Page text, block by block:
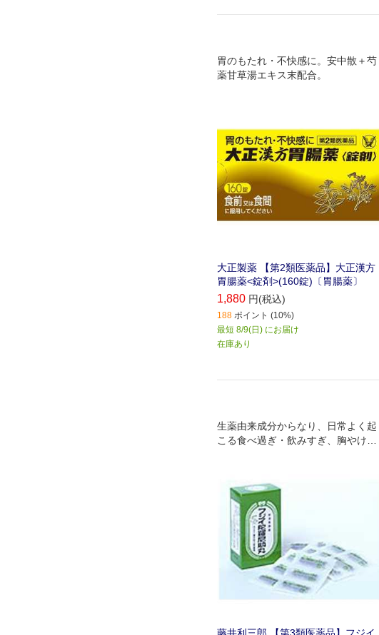
胃のもたれ・不快感に。安中散＋芍
薬甘草湯エキス末配合。
大正製薬 【第2類医薬品】大正漢方
胃腸薬<錠剤>(160錠)〔胃腸薬〕
1,880 円(税込)
188 ポイント (10%)
最短 8/9(日) にお届け
在庫あり
生薬由来成分からなり、日常よく起
こる食べ過ぎ・飲みすぎ、胸やけ、
を回復させます